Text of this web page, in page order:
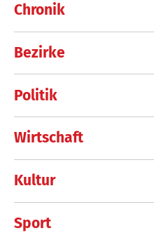
Chronik
Bezirke
Politik
Wirtschaft
Kultur
Sport